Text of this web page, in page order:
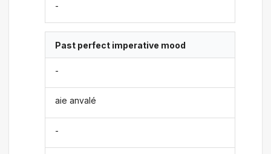
-
Past perfect imperative mood
-
aie anvalé
-